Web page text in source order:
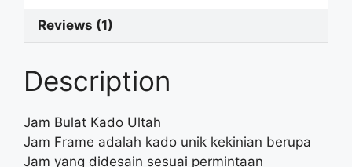
Reviews (1)
Description
Jam Bulat Kado Ultah
Jam Frame adalah kado unik kekinian berupa
Jam yang didesain sesuai permintaan